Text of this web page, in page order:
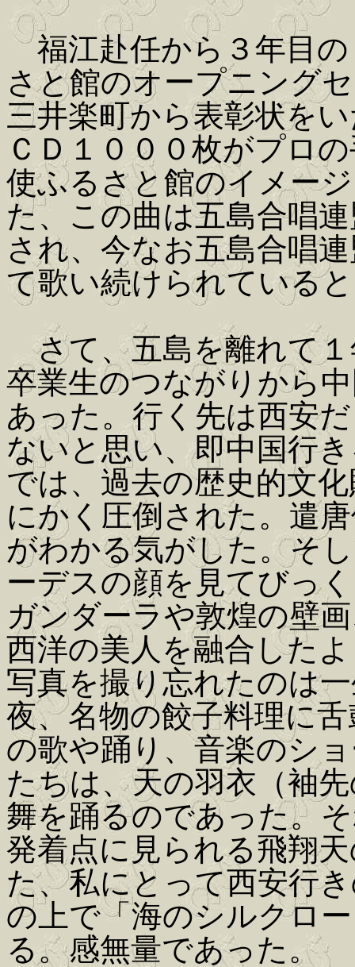
福江赴任から３年目の
さと館のオープニング
三井楽町から表彰状を
ＣＤ１０００枚がプロ
使ふるさと館のイメー
た、この曲は五島合唱
され、今なお五島合唱
て歌い続けられている
さて、五島を離れて１
卒業生のつながりから
あった。行く先は西安
ないと思い、即中国行
では、過去の歴史的文
にかく圧倒された。遣
がわかる気がした。そ
ーデスの顔を見てびっ
ガンダーラや敦煌の壁
西洋の美人を融合した
写真を撮り忘れたのは
夜、名物の餃子料理に
の歌や踊り、音楽のシ
たちは、天の羽衣（袖
舞を踊るのであった。
発着点に見られる飛翔
た、私にとって西安行
の上で「海のシルクロ
る。感無量であった。